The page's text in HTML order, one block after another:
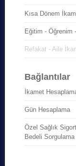
Kısa Dönem
Eğitim - Öğrenim
Refakat - Aile
Bağlantılar
İkamet
Gün Hesaplama
Özel Sağlık
Bedeli Sorgulama